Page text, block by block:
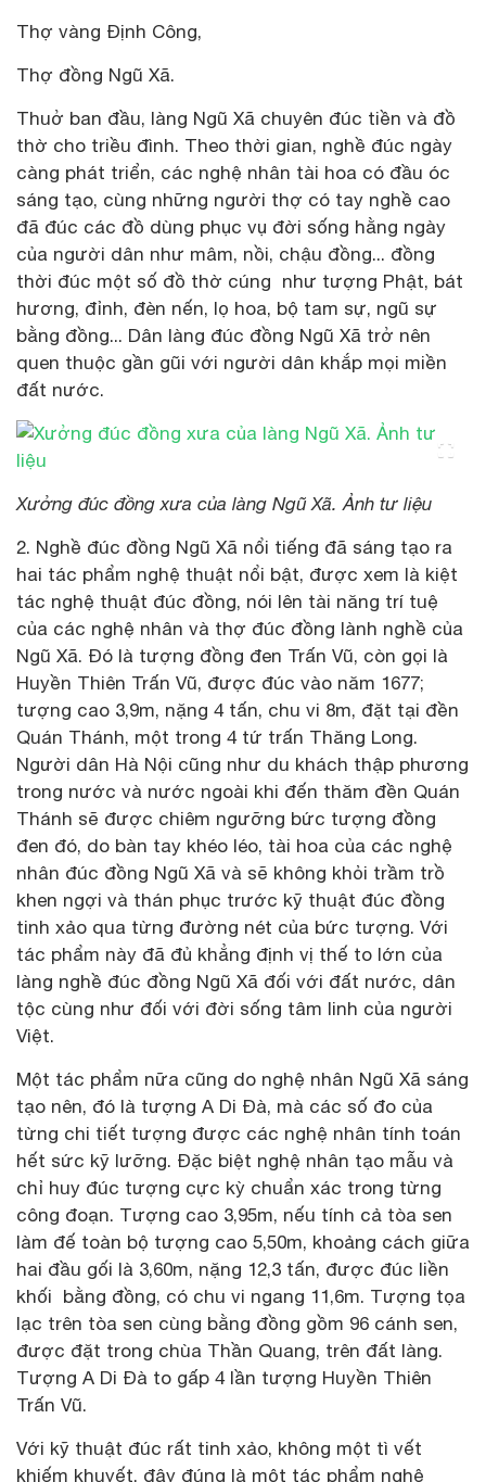
Thợ vàng Định Công,
Thợ đồng Ngũ Xã.
Thuở ban đầu, làng Ngũ Xã chuyên đúc tiền và đồ
thờ cho triều đình. Theo thời gian, nghề đúc ngày
càng phát triển, các nghệ nhân tài hoa có đầu óc
sáng tạo, cùng những người thợ có tay nghề cao
đã đúc các đồ dùng phục vụ đời sống hằng ngày
của người dân như mâm, nồi, chậu đồng... đồng
thời đúc một số đồ thờ cúng như tượng Phật, bát
hương, đỉnh, đèn nến, lọ hoa, bộ tam sự, ngũ sự
bằng đồng... Dân làng đúc đồng Ngũ Xã trở nên
quen thuộc gần gũi với người dân khắp mọi miền
đất nước.
Xưởng đúc đồng xưa của làng Ngũ Xã. Ảnh tư liệu
2. Nghề đúc đồng Ngũ Xã nổi tiếng đã sáng tạo ra
hai tác phẩm nghệ thuật nổi bật, được xem là kiệt
tác nghệ thuật đúc đồng, nói lên tài năng trí tuệ
của các nghệ nhân và thợ đúc đồng lành nghề của
Ngũ Xã. Đó là tượng đồng đen Trấn Vũ, còn gọi là
Huyền Thiên Trấn Vũ, được đúc vào năm 1677;
tượng cao 3,9m, nặng 4 tấn, chu vi 8m, đặt tại đền
Quán Thánh, một trong 4 tứ trấn Thăng Long.
Người dân Hà Nội cũng như du khách thập phương
trong nước và nước ngoài khi đến thăm đền Quán
Thánh sẽ được chiêm ngưỡng bức tượng đồng
đen đó, do bàn tay khéo léo, tài hoa của các nghệ
nhân đúc đồng Ngũ Xã và sẽ không khỏi trầm trồ
khen ngợi và thán phục trước kỹ thuật đúc đồng
tinh xảo qua từng đường nét của bức tượng. Với
tác phẩm này đã đủ khẳng định vị thế to lớn của
làng nghề đúc đồng Ngũ Xã đối với đất nước, dân
tộc cùng như đối với đời sống tâm linh của người
Việt.
Một tác phẩm nữa cũng do nghệ nhân Ngũ Xã sáng
tạo nên, đó là tượng A Di Đà, mà các số đo của
từng chi tiết tượng được các nghệ nhân tính toán
hết sức kỹ lưỡng. Đặc biệt nghệ nhân tạo mẫu và
chỉ huy đúc tượng cực kỳ chuẩn xác trong từng
công đoạn. Tượng cao 3,95m, nếu tính cả tòa sen
làm đế toàn bộ tượng cao 5,50m, khoảng cách giữa
hai đầu gối là 3,60m, nặng 12,3 tấn, được đúc liền
khối bằng đồng, có chu vi ngang 11,6m. Tượng tọa
lạc trên tòa sen cùng bằng đồng gồm 96 cánh sen,
được đặt trong chùa Thần Quang, trên đất làng.
Tượng A Di Đà to gấp 4 lần tượng Huyền Thiên
Trấn Vũ.
Với kỹ thuật đúc rất tinh xảo, không một tì vết
khiếm khuyết, đây đúng là một tác phẩm nghệ